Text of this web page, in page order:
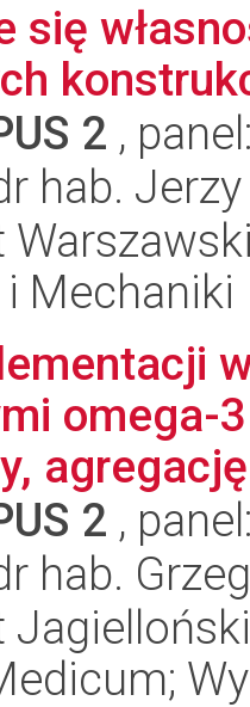
się
2 ,
hab.
Mechaniki
omega-
2 ,
hab.